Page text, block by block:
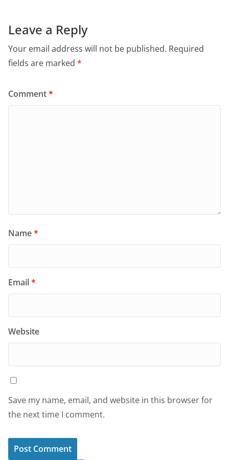
Leave a Reply
Your email address will not be published. Required
fields are marked *
Comment*
Name*
Email*
Website
Save my name, email, and website in this browser for
the next time I comment.